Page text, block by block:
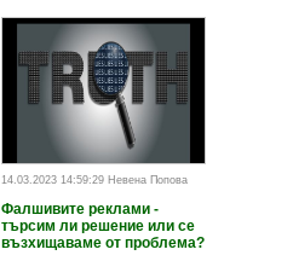
14.03.2023 14:59:29 Невена Попова
Фалшивите реклами -
търсим ли решение или се
възхищаваме от проблема?